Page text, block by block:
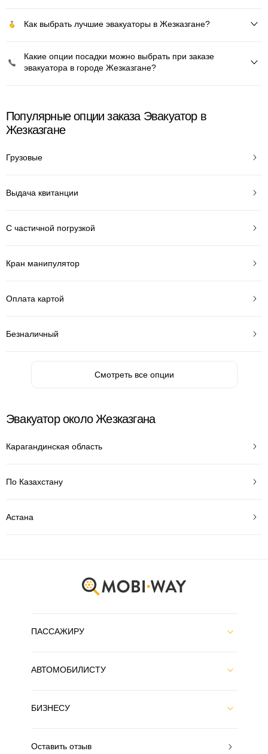
Как выбрать лучшие эвакуаторы в Жезказгане?
Какие опции посадки можно выбрать при заказе
эвакуатора в городе Жезказгане?
Популярные опции заказа Эвакуатор в
Жезказгане
Грузовые
Выдача квитанции
С частичной погрузкой
Кран манипулятор
Оплата картой
Безналичный
Смотреть все опции
Эвакуатор около Жезказгана
Карагандинская область
По Казахстану
Астана
ПАССАЖИРУ
АВТОМОБИЛИСТУ
БИЗНЕСУ
Оставить отзыв